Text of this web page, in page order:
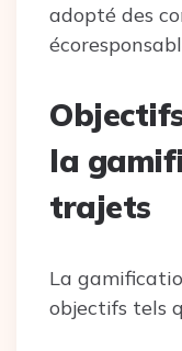
adopté des
la
trajets
La
objectifs tels